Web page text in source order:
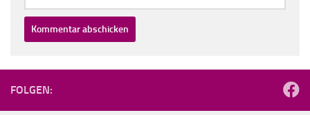
FOLGEN: